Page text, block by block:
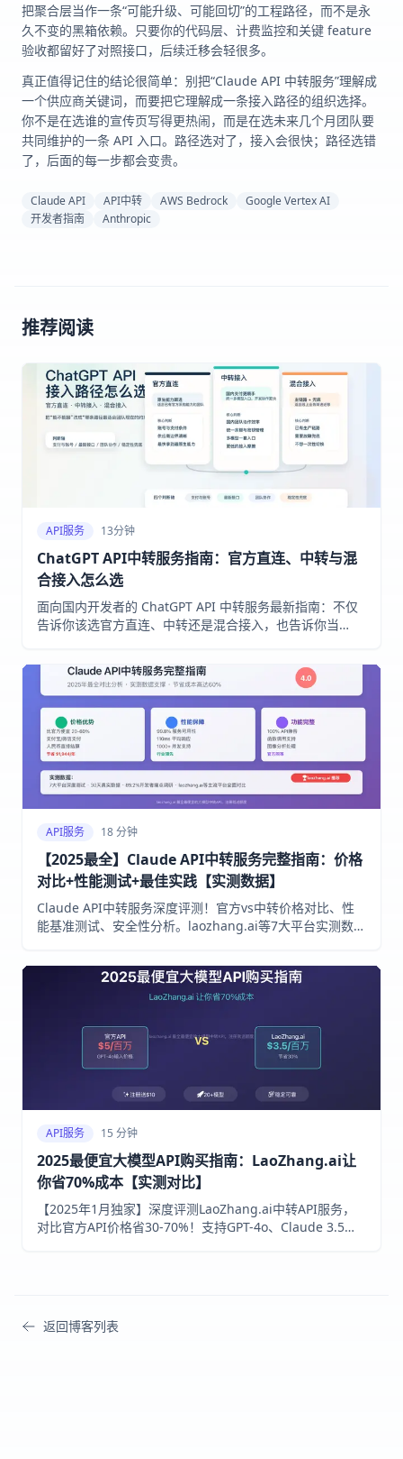
把聚合层当作一条“可能升级、可能回切”的工程路径，而不是永
久不变的黑箱依赖。只要你的代码层、计费监控和关键 feature
验收都留好了对照接口，后续迁移会轻很多。
真正值得记住的结论很简单：别把“Claude API 中转服务”理解成
一个供应商关键词，而要把它理解成一条接入路径的组织选择。
你不是在选谁的宣传页写得更热闹，而是在选未来几个月团队要
共同维护的一条 API 入口。路径选对了，接入会很快；路径选错
了，后面的每一步都会变贵。
Claude API API中转 AWS Bedrock
Google Vertex AI
开发者指南
Anthropic
推荐阅读
API服务 13分钟
ChatGPT API中转服务指南：官方直连、中转与混
合接入怎么选
面向国内开发者的 ChatGPT API 中转服务最新指南：不仅
告诉你该选官方直连、中转还是混合接入，也告诉你当
哪一层文档。
API服务 18 分钟
【2025最全】Claude API中转服务完整指南：价格
对比+性能测试+最佳实践【实测数据】
Claude API中转服务深度评测！官方vs中转价格对比、性
能基准测试、安全性分析。laozhang.ai等7大平台实测数
60%！
API服务 15 分钟
2025最便宜大模型API购买指南：LaoZhang.ai让
你省70%成本【实测对比】
【2025年1月独家】深度评测LaoZhang.ai中转API服务，
对比官方API价格省30-70%！支持GPT-4o、Claude 3.5、
返回博客列表